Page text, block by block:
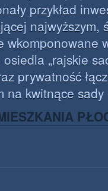
przykład
najwyższym,
wkomponowane
„rajskie
prywatność
na kwitnące